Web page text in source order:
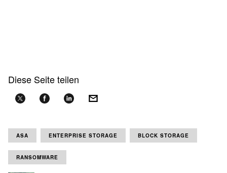
Diese Seite teilen
ASA ENTERPRISE STORAGE BLOCK STORAGE
RANSOMWARE